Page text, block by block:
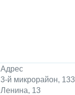
Адрес
3-й микрорайон, 133
Ленина, 13